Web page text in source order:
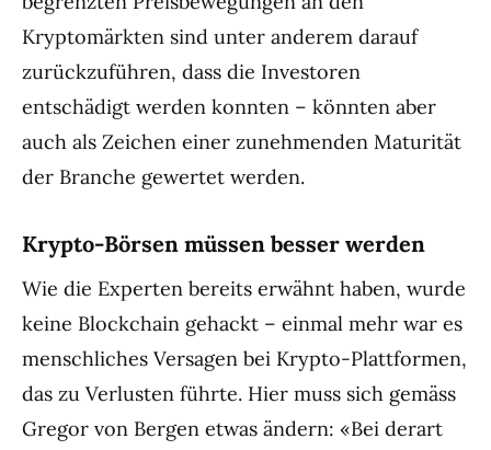
Kryptomärkten sind unter anderem darauf
zurückzuführen, dass die Investoren
entschädigt werden konnten – könnten aber
auch als Zeichen einer zunehmenden Maturität
der Branche gewertet werden.
Krypto-Börsen müssen besser werden
Wie die Experten bereits erwähnt haben, wurde
keine Blockchain gehackt – einmal mehr war es
menschliches Versagen bei Krypto-Plattformen,
das zu Verlusten führte. Hier muss sich gemäss
Gregor von Bergen etwas ändern: «Bei derart